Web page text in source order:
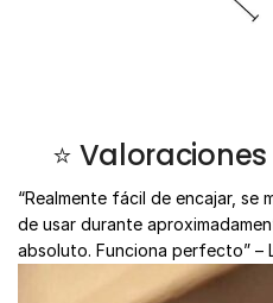
⭐
“Realmente fácil de encajar, se
de usar durante
absoluto. Funciona perfecto” –